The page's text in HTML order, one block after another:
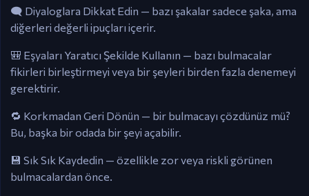
🗨️ Diyaloglara Dikkat Edin — bazı şakalar sadece şaka, ama
diğerleri değerli ipuçları içerir.
🎒 Eşyaları Yaratıcı Şekilde Kullanın — bazı bulmacalar
fikirleri birleştirmeyi veya bir şeyleri birden fazla denemeyi
gerektirir.
🔁 Korkmadan Geri Dönün — bir bulmacayı çözdünüz mü?
Bu, başka bir odada bir şeyi açabilir.
💾 Sık Sık Kaydedin — özellikle zor veya riskli görünen
bulmacalardan önce.